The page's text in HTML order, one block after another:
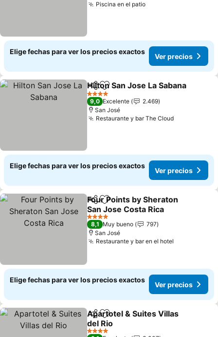
Piscina en el patioVer precios
Elige fechas para ver los precios exactos
Ver precios
CompartirAgregar a favoritos
Hilton San Jose La Sabana
4 Estrellas
9,0 Excelente
2.469
San José
Restaurante y bar The CloudVer precios
Elige fechas para ver los precios exactos
Ver precios
CompartirAgregar a favoritos
Four Points by Sheraton
San Jose Costa Rica
Ver precios
4 Estrellas
8,1 Muy bueno
797
San José
Restaurante y bar en el hotel
Elige fechas para ver los precios exactos
Ver precios
CompartirAgregar a favoritos
Apartotel & Suites Villas
del Rio
Ver precios
4 Estrellas